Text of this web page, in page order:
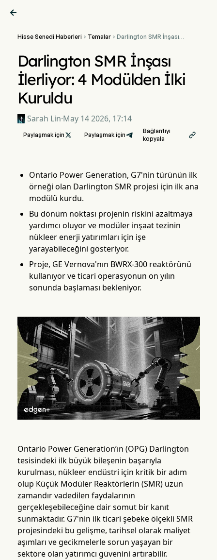

Hisse Senedi Haberleri  Temalar Darlington SMR İnşası
Kuruldu
Darlington SMR İnşası
İlerliyor: 4 Modülden İlki
Kuruldu
Sarah Lin·May 14 2026, 17:14
Paylaşmak için  Paylaşmak için
Bağlantıyı
kopyala

Ontario Power Generation, G7'nin türünün ilk
örneği olan Darlington SMR projesi için ilk ana
modülü kurdu.
Bu dönüm noktası projenin riskini azaltmaya
yardımcı oluyor ve modüler inşaat tezinin
nükleer enerji yatırımları için işe
yarayabileceğini gösteriyor.
Proje, GE Vernova'nın BWRX-300 reaktörünü
kullanıyor ve ticari operasyonun on yılın
sonunda başlaması bekleniyor.
Ontario Power Generation’ın (OPG) Darlington
tesisindeki ilk büyük bileşenin başarıyla
kurulması, nükleer endüstri için kritik bir adım
olup Küçük Modüler Reaktörlerin (SMR) uzun
zamandır vadedilen faydalarının
gerçekleşebileceğine dair somut bir kanıt
sunmaktadır. G7'nin ilk ticari şebeke ölçekli SMR
projesindeki bu gelişme, tarihsel olarak maliyet
aşımları ve gecikmelerle sorun yaşayan bir
sektöre olan yatırımcı güvenini artırabilir.